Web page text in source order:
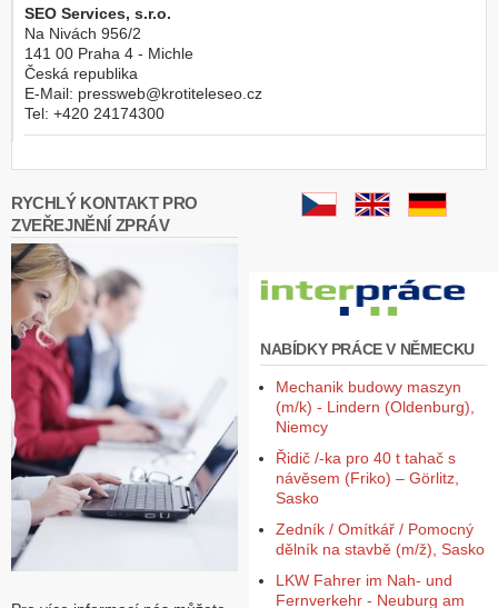
SEO Services, s.r.o.
Na Nivách 956/2
141 00 Praha 4 - Michle
Česká republika
E-Mail: pressweb@krotiteleseo.cz
Tel: +420 24174300
RYCHLÝ KONTAKT PRO
ZVEŘEJNĚNÍ ZPRÁV
NABÍDKY PRÁCE V NĚMECKU
Mechanik budowy maszyn
(m/k) - Lindern (Oldenburg),
Niemcy
Řidič /-ka pro 40 t tahač s
návěsem (Friko) – Görlitz,
Sasko
Zedník / Omítkář / Pomocný
dělník na stavbě (m/ž), Sasko
LKW Fahrer im Nah- und
Fernverkehr - Neuburg am